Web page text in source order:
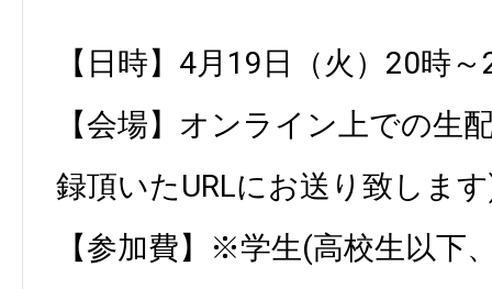
【日時】4月19日（火）20時
【会場】オンライン上での生
録頂いたURLにお送り致しま
【参加費】※学生(高校生以下